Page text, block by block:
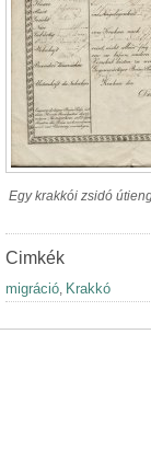
Egy krakkói zsidó
Cimkék
migráció, Krakkó